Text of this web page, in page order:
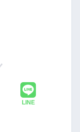
LINE